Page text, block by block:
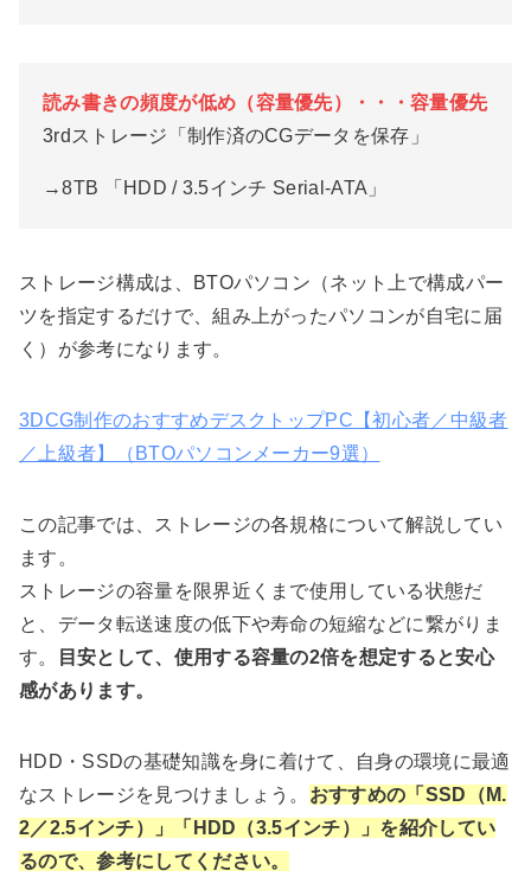
読み書きの頻度が低め（容量優先）・・・容量優先
3rdストレージ「制作済のCGデータを保存」
→8TB 「HDD / 3.5インチ Serial-ATA」
ストレージ構成は、BTOパソコン（ネット上で構成パー
ツを指定するだけで、組み上がったパソコンが自宅に届
く）が参考になります。
3DCG制作のおすすめデスクトップPC【初心者／中級者
／上級者】（BTOパソコンメーカー9選）
この記事では、ストレージの各規格について解説してい
ます。
ストレージの容量を限界近くまで使用している状態だ
と、データ転送速度の低下や寿命の短縮などに繋がりま
す。
目安として、使用する容量の2倍を想定すると安心
感があります。
HDD・SSDの基礎知識を身に着けて、自身の環境に最適
なストレージを見つけましょう。 おすすめの「SSD（M.
2／2.5インチ）」「HDD（3.5インチ）」を紹介してい
るので、参考にしてください。